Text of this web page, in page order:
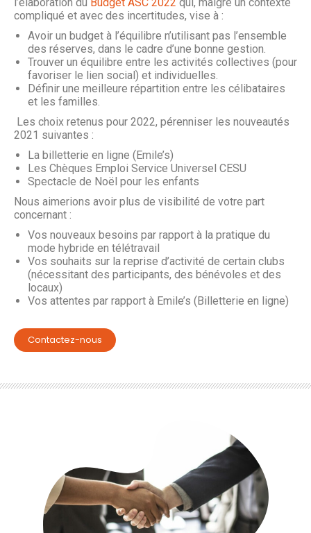
compliqué et avec des incertitudes, vise à :
Avoir un budget à l’équilibre n’utilisant pas l’ensemble
des réserves, dans le cadre d’une bonne gestion.
Trouver un équilibre entre les activités collectives (pour
favoriser le lien social) et individuelles.
Définir une meilleure répartition entre les célibataires
et les familles.
Les choix retenus pour 2022, pérenniser les nouveautés
2021 suivantes :
La billetterie en ligne (Emile’s)
Les Chèques Emploi Service Universel CESU
Spectacle de Noël pour les enfants
Nous aimerions avoir plus de visibilité de votre part
concernant :
Vos nouveaux besoins par rapport à la pratique du
mode hybride en télétravail
Vos souhaits sur la reprise d’activité de certain clubs
(nécessitant des participants, des bénévoles et des
locaux)
Vos attentes par rapport à Emile’s (Billetterie en ligne)
Contactez-nous